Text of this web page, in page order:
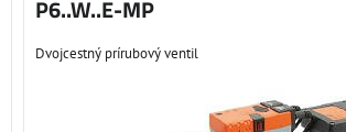
P6..W..E-MP
Dvojcestný prírubový ventil